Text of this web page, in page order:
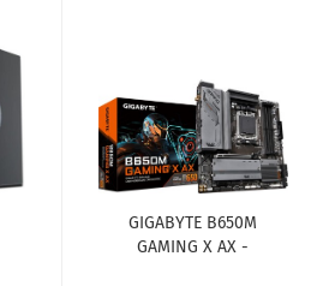
GIGABYTE B650M
GAMING X AX -